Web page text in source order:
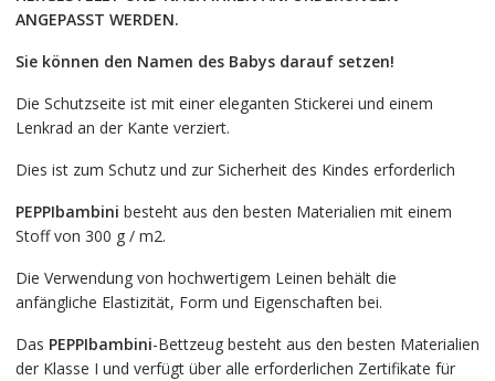
ANGEPASST WERDEN.
Sie können den Namen des Babys darauf setzen!
Die Schutzseite ist mit einer eleganten Stickerei und einem
Lenkrad an der Kante verziert.
Dies ist zum Schutz und zur Sicherheit des Kindes erforderlich
PEPPIbambini besteht aus den besten Materialien mit einem
Stoff von 300 g / m2.
Die Verwendung von hochwertigem Leinen behält die
anfängliche Elastizität, Form und Eigenschaften bei.
Das PEPPIbambini-Bettzeug besteht aus den besten Materialien
der Klasse I und verfügt über alle erforderlichen Zertifikate für